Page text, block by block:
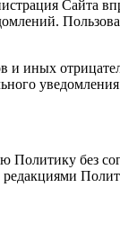
Сайта
иных
без
редакциями